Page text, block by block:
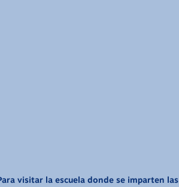
visitar la escuela donde se imparten las